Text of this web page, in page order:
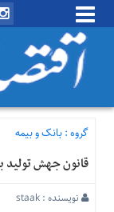
منوی
تماس
درباره
گروه :بانک و بیمه
قانون جهش تولید
نویسنده :staak